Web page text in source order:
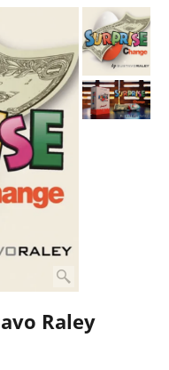
Raley